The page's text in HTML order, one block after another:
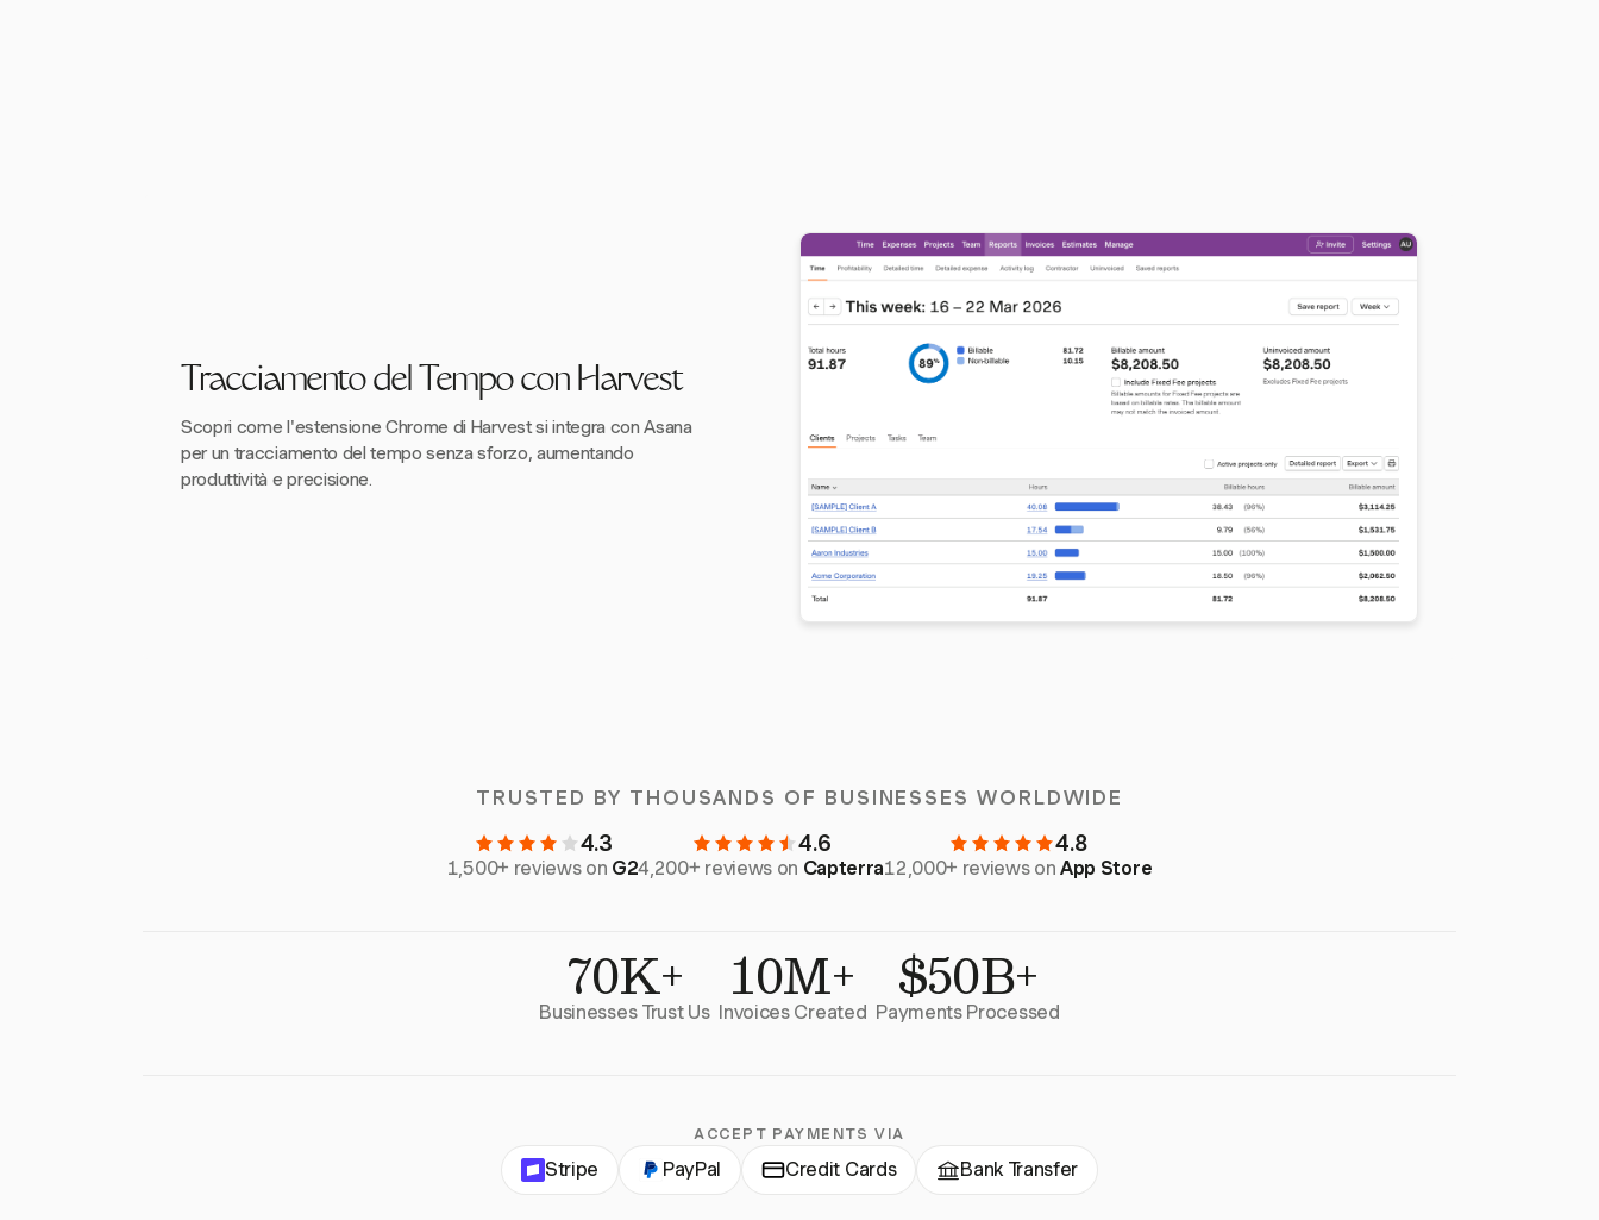
Tracciamento del Tempo con Harvest
Scopri come l'estensione Chrome di Harvest si integra con Asana
per un tracciamento del tempo senza sforzo, aumentando
produttività e precisione.
TRUSTED BY THOUSANDS OF BUSINESSES WORLDWIDE
4.3
1,500+ reviews on G2
4.6
4,200+ reviews on Capterra
4.8
12,000+ reviews onApp Store
70K+
Businesses Trust Us 10M+
Invoices Created $50B+
Payments Processed
ACCEPT PAYMENTS VIA
Stripe PayPal Credit Cards Bank Transfer